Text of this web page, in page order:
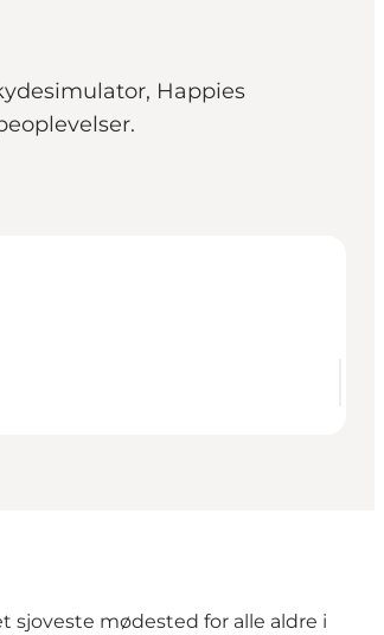
Happies
sjoveste mødested for alle aldre i